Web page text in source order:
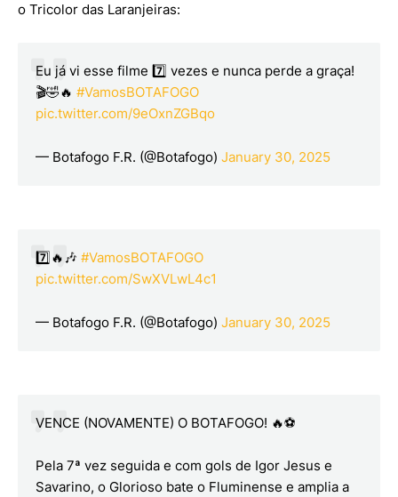
o Tricolor das Laranjeiras:
Eu já vi esse filme 7️⃣ vezes e nunca perde a graça!
🎬🤣🔥 #VamosBOTAFOGO
pic.twitter.com/9eOxnZGBqo
— Botafogo F.R. (@Botafogo) January 30, 2025
7️⃣🔥🎶 #VamosBOTAFOGO
pic.twitter.com/SwXVLwL4c1
— Botafogo F.R. (@Botafogo) January 30, 2025
VENCE (NOVAMENTE) O BOTAFOGO! 🔥⚽
Pela 7ª vez seguida e com gols de Igor Jesus e
Savarino, o Glorioso bate o Fluminense e amplia a